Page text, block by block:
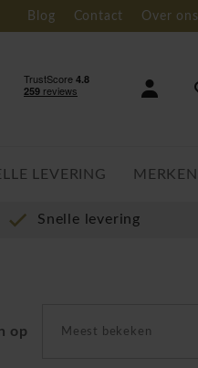
Blog Contact Over ons
LEVERING MERKEN
Snelle levering
op Meest bekeken